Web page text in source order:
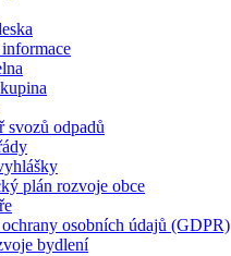
svozů odpadů
plán rozvoje obce
osobních údajů (GDPR)
bydlení